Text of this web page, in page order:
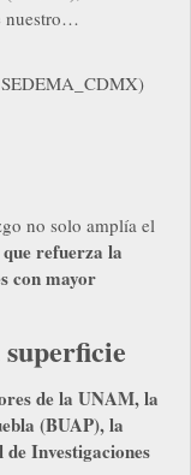
nuestro…
no solo amplía el
refuerza la
con mayor
de la UNAM, la
(BUAP), la
Investigaciones